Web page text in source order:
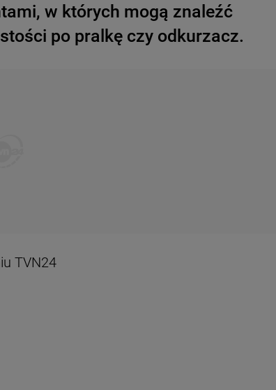
w których mogą znaleźć
po pralkę czy odkurzacz.
TVN24